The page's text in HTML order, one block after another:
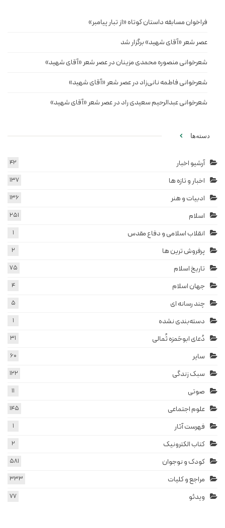
فراخوان مسابقه داستان کوتاه «از تبار پیامبر»
عصر شعر «آقای شهید» برگزار شد
شعرخوانی منصوره محمدی مزینان در عصر شعر «آقای شهید»
شعرخوانی فاطمه نانی‌زاد در عصر شعر «آقای شهید»
شعرخوانی عبدالرحیم سعیدی راد در عصر شعر «آقای شهید»
دسته‌ها
آرشیو اخبار 42
اخبار و تازه ها 137
ادبیات و هنر 136
اسلام 251
انقلاب اسلامی و دفاع مقدس 1
پرفروش ترین ها 2
تاریخ اسلام 75
جهان اسلام 4
چند رسانه ای 5
دسته‌بندی نشده 1
دُعای ابوحَمزه ثُمالی 31
سایر 60
سبک زندگی 122
صوتی 11
علوم اجتماعی 145
فهرست آثار 1
کتاب الکترونیک 2
کودک و نوجوان 581
مراجع و کلیات 333
ویدئو 77